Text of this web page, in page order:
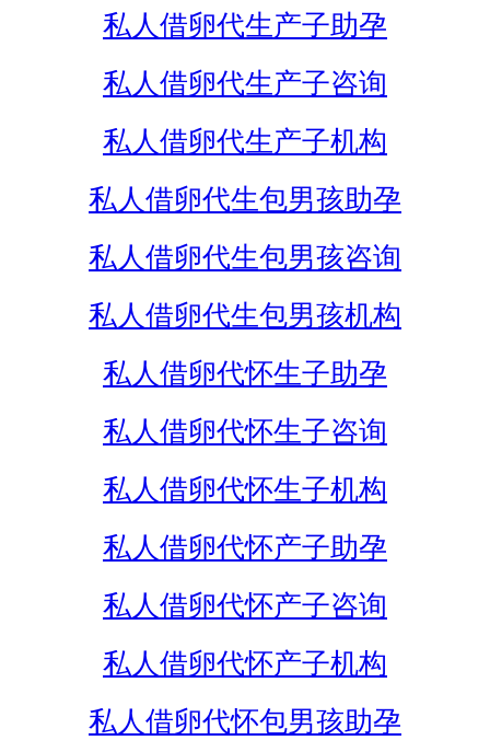
私人借卵代生产子助孕
私人借卵代生产子咨询
私人借卵代生产子机构
私人借卵代生包男孩助孕
私人借卵代生包男孩咨询
私人借卵代生包男孩机构
私人借卵代怀生子助孕
私人借卵代怀生子咨询
私人借卵代怀生子机构
私人借卵代怀产子助孕
私人借卵代怀产子咨询
私人借卵代怀产子机构
私人借卵代怀包男孩助孕